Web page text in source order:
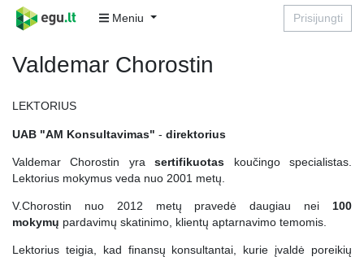
Meniu Prisijungti
Valdemar Chorostin
LEKTORIUS
UAB "AM Konsultavimas" - direktorius
Valdemar Chorostin yrasertifikuotas koučingo specialistas.
Lektorius mokymus veda nuo 2001 metų.
V.Chorostin nuo 2012 metų pravedė daugiau nei 100
mokymų pardavimų skatinimo, klientų aptarnavimo temomis.
Lektorius teigia, kad finansų konsultantai, kurie įvaldė poreikių